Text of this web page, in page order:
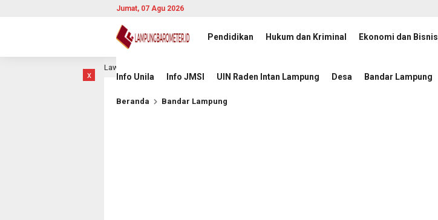
Jumat, 07 Agu 2026
Pendidikan Hukum dan Kriminal Ekonomi dan Bisnis
Info Unila Info JMSI UIN Raden Intan Lampung Desa Bandar Lampung
x
Laga Hidup Mati Lawan Singapura
Beranda Bandar Lampung